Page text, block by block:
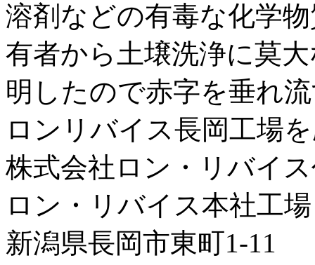
溶剤などの有毒な化学
有者から土壌洗浄に莫
明したので赤字を垂れ
ロンリバイス長岡工場
株式会社ロン・リバイ
ロン・リバイス本社工場
新潟県長岡市東町1-11